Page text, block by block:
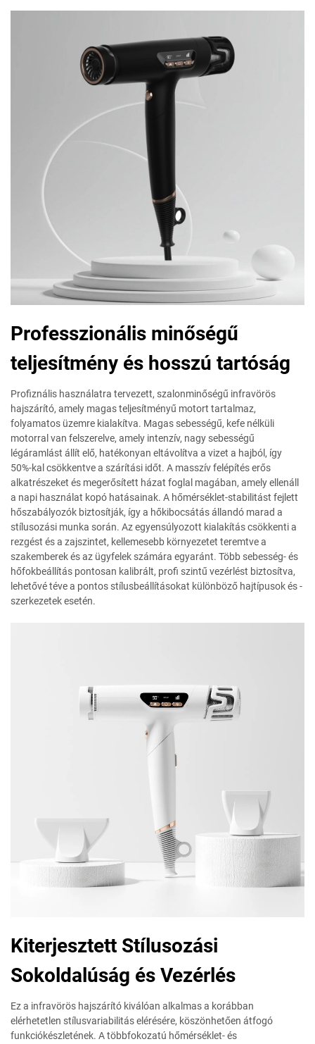
Professzionális minőségű
teljesítmény és hosszú tartóság
Profiznális használatra tervezett, szalonminőségű infravörös
hajszárító, amely magas teljesítményű motort tartalmaz,
folyamatos üzemre kialakítva. Magas sebességű, kefe nélküli
motorral van felszerelve, amely intenzív, nagy sebességű
légáramlást állít elő, hatékonyan eltávolítva a vizet a hajból, így
50%-kal csökkentve a szárítási időt. A masszív felépítés erős
alkatrészeket és megerősített házat foglal magában, amely ellenáll
a napi használat kopó hatásainak. A hőmérséklet-stabilitást fejlett
hőszabályozók biztosítják, így a hőkibocsátás állandó marad a
stílusozási munka során. Az egyensúlyozott kialakítás csökkenti a
rezgést és a zajszintet, kellemesebb környezetet teremtve a
szakemberek és az ügyfelek számára egyaránt. Több sebesség- és
hőfokbeállítás pontosan kalibrált, profi szintű vezérlést biztosítva,
lehetővé téve a pontos stílusbeállításokat különböző hajtípusok és -
szerkezetek esetén.
Kiterjesztett Stílusozási
Sokoldalúság és Vezérlés
Ez a infravörös hajszárító kiválóan alkalmas a korábban
elérhetetlen stílusvariabilitás elérésére, köszönhetően átfogó
funkciókészletének. A többfokozatú hőmérséklet- és